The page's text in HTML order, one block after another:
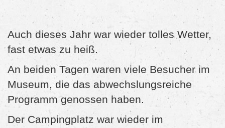
Auch dieses Jahr war wieder tolles Wetter,
fast etwas zu heiß.
An beiden Tagen waren viele Besucher im
Museum, die das abwechslungsreiche
Programm genossen haben.
Der Campingplatz war wieder im